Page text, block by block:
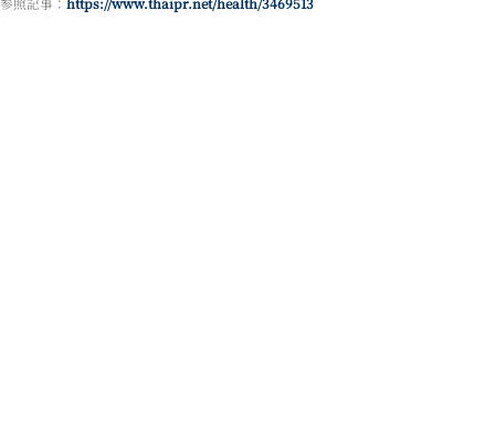
参照記事： https://www.thaipr.net/health/3469513